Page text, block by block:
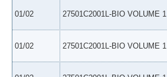
01/02 27501C2001L-BIO VOLUME 1
01/02 27501C2001L-BIO VOLUME 1